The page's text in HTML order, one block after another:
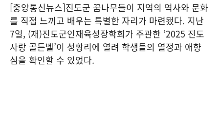
[중앙통신뉴스]진도군 꿈나무들이 지역의 역사와 문화
를 직접 느끼고 배우는 특별한 자리가 마련됐다. 지난
7일, (재)진도군인재육성장학회가 주관한 ‘2025 진도
사랑 골든벨’이 성황리에 열려 학생들의 열정과 애향
심을 확인할 수 있었다.